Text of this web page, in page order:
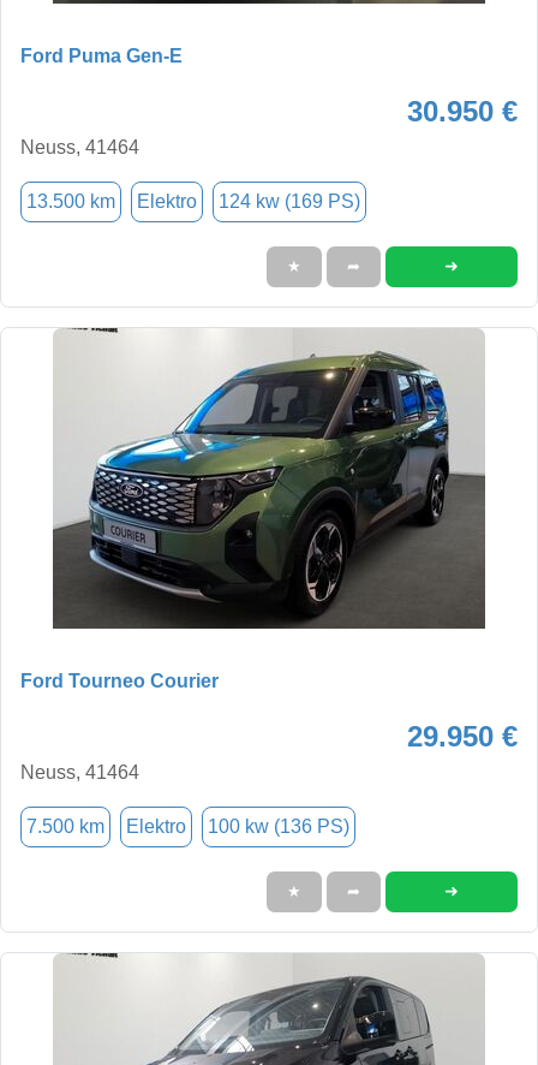
Ford Puma Gen-E
30.950 €
Neuss, 41464
13.500 km Elektro 124 kw (169 PS)
★ ➦ ➜
Ford Tourneo Courier
29.950 €
Neuss, 41464
7.500 km Elektro 100 kw (136 PS)
★ ➦ ➜